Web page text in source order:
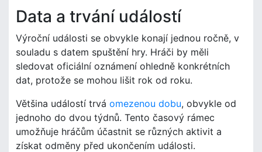
Data a trvání událostí
Výroční události se obvykle konají jednou ročně, v
souladu s datem spuštění hry. Hráči by měli
sledovat oficiální oznámení ohledně konkrétních
dat, protože se mohou lišit rok od roku.
Většina událostí trvá omezenou dobu, obvykle od
jednoho do dvou týdnů. Tento časový rámec
umožňuje hráčům účastnit se různých aktivit a
získat odměny před ukončením události.